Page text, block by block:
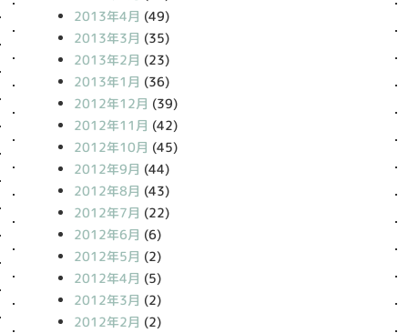
2013年4月 (49)
2013年3月 (35)
2013年2月 (23)
2013年1月 (36)
2012年12月 (39)
2012年11月 (42)
2012年10月 (45)
2012年9月 (44)
2012年8月 (43)
2012年7月 (22)
2012年6月 (6)
2012年5月 (2)
2012年4月 (5)
2012年3月 (2)
2012年2月 (2)